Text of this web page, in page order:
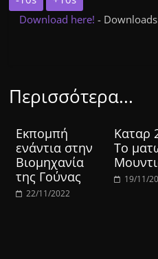
Download here!-
Περισσότερα...
Εκπομπή
ενάντια στην
Βιομηχανία
της Γούνας
22/11/2022
Καταρ
Το
19/11/